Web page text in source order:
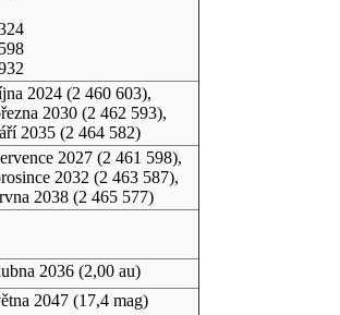
2024(2 460 603),
2030(2 462 593),
2035(2 464 582)
2027(2 461 598),
2032 (2 463 587),
2038(2 465 577)
2036(2,00 au)
2047(17,4 mag)